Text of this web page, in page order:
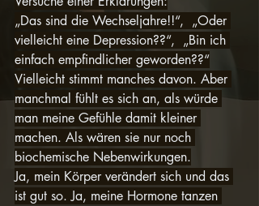
„Das sind die Wechseljahre!!“,  „Oder
vielleicht eine Depression??“,  „Bin ich
einfach empfindlicher geworden??“
Vielleicht stimmt manches davon. Aber
manchmal fühlt es sich an, als würde
man meine Gefühle damit kleiner
machen. Als wären sie nur noch
biochemische Nebenwirkungen.
Ja, mein Körper verändert sich und das
ist gut so. Ja, meine Hormone tanzen